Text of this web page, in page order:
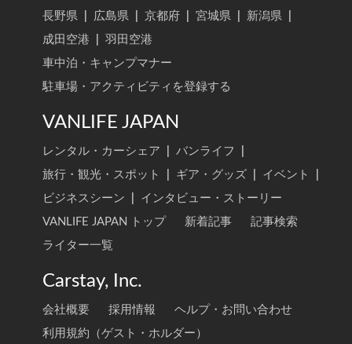
長野県
広島県 京都府 宮城県 新潟県
成田空港
羽田空港
車中泊・キャンプマナー
駐車場・アクティビティを登録する
VANLIFE JAPAN
レンタル・カーシェア バンライフ
旅行・観光・スポット
ギア・グッズ イベント
ビジネスシーン
インタビュー・ストーリー
VANLIFE JAPAN トップ
新着記事
記事検索
ライター一覧
Carstay, Inc.
会社概要 採用情報
ヘルプ・お問い合わせ
利用規約（ゲスト・ホルダー）